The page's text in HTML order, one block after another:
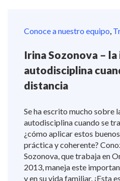
Conoce a nuestro equipo,
Irina Sozonova –
autodisciplina
distancia
Se ha escrito mucho sobre
autodisciplina cuando se
¿cómo aplicar estos
práctica y coherente?
Sozonova, que trabaja en
2013, maneja este
y en su vida familiar. ¡Esta